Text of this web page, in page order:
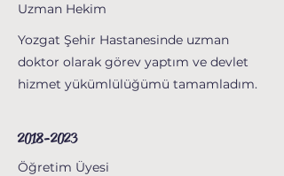
Uzman Hekim
Yozgat Şehir Hastanesinde uzman
doktor olarak görev yaptım ve devlet
hizmet yükümlülüğümü tamamladım.
2018-2023
Öğretim Üyesi